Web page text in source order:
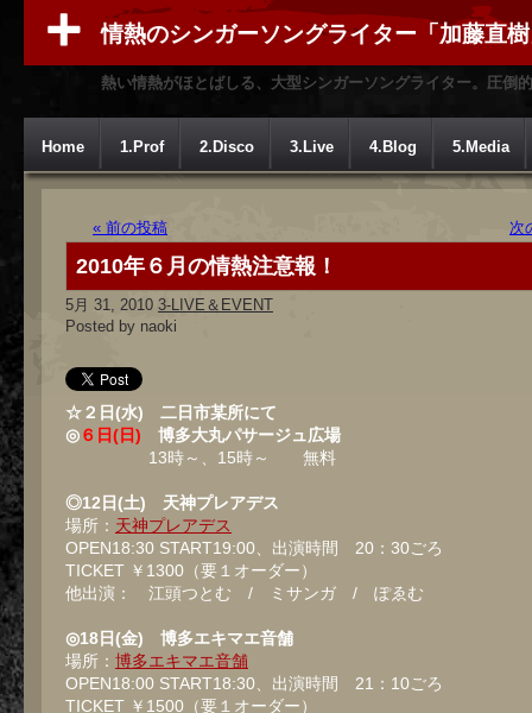
情熱のシンガーソングライター「加藤直
熱い情熱がほとばしる、大型シンガーソングライター。圧倒
Home 1.Prof 2.Disco 3.Live 4.Blog 5.Media
« 前の投稿 次
2010年６月の情熱注意報！
5月 31, 2010 3-LIVE＆EVENT
Posted by naoki
☆２日(水) 二日市某所にて
◎６日(日) 博多大丸パサージュ広場
13時～、15時～ 無料
◎12日(土) 天神プレアデス
場所： 天神プレアデス
OPEN18:30 START19:00、出演時間 20：30ごろ
TICKET ￥1300（要１オーダー）
他出演： 江頭つとむ / ミサンガ / ぽゑむ
◎18日(金) 博多エキマエ音舗
場所： 博多エキマエ音舗
OPEN18:00 START18:30、出演時間 21：10ごろ
TICKET ￥1500（要１オーダー）